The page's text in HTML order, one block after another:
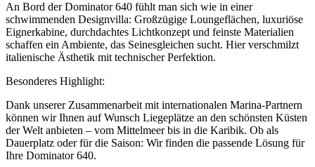
An Bord der Dominator 640 fühlt man sich wie in einer
schwimmenden Designvilla: Großzügige Loungeflächen, luxuriöse
Eignerkabine, durchdachtes Lichtkonzept und feinste Materialien
schaffen ein Ambiente, das Seinesgleichen sucht. Hier verschmilzt
italienische Ästhetik mit technischer Perfektion.
Besonderes Highlight:
Dank unserer Zusammenarbeit mit internationalen Marina-Partnern
können wir Ihnen auf Wunsch Liegeplätze an den schönsten Küsten
der Welt anbieten – vom Mittelmeer bis in die Karibik. Ob als
Dauerplatz oder für die Saison: Wir finden die passende Lösung für
Ihre Dominator 640.